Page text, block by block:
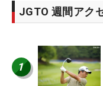
JGTO 週間アク
1